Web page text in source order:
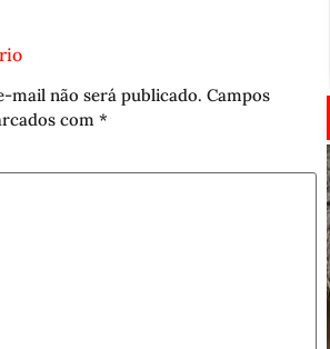
mail não será publicado. Campos
com *